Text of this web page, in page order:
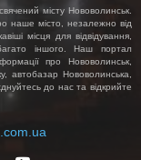
місту Нововолинськ.
наше місто, незалежно від
місця для відвідування,
іншого. Наш портал
про Нововолинськ,
автобазар Нововолинська,
до нас та відкрийте